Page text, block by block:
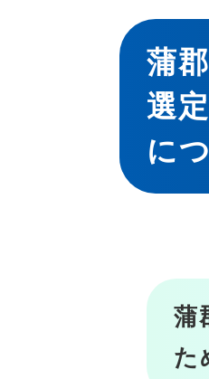
本
文
蒲
選
に
蒲
た